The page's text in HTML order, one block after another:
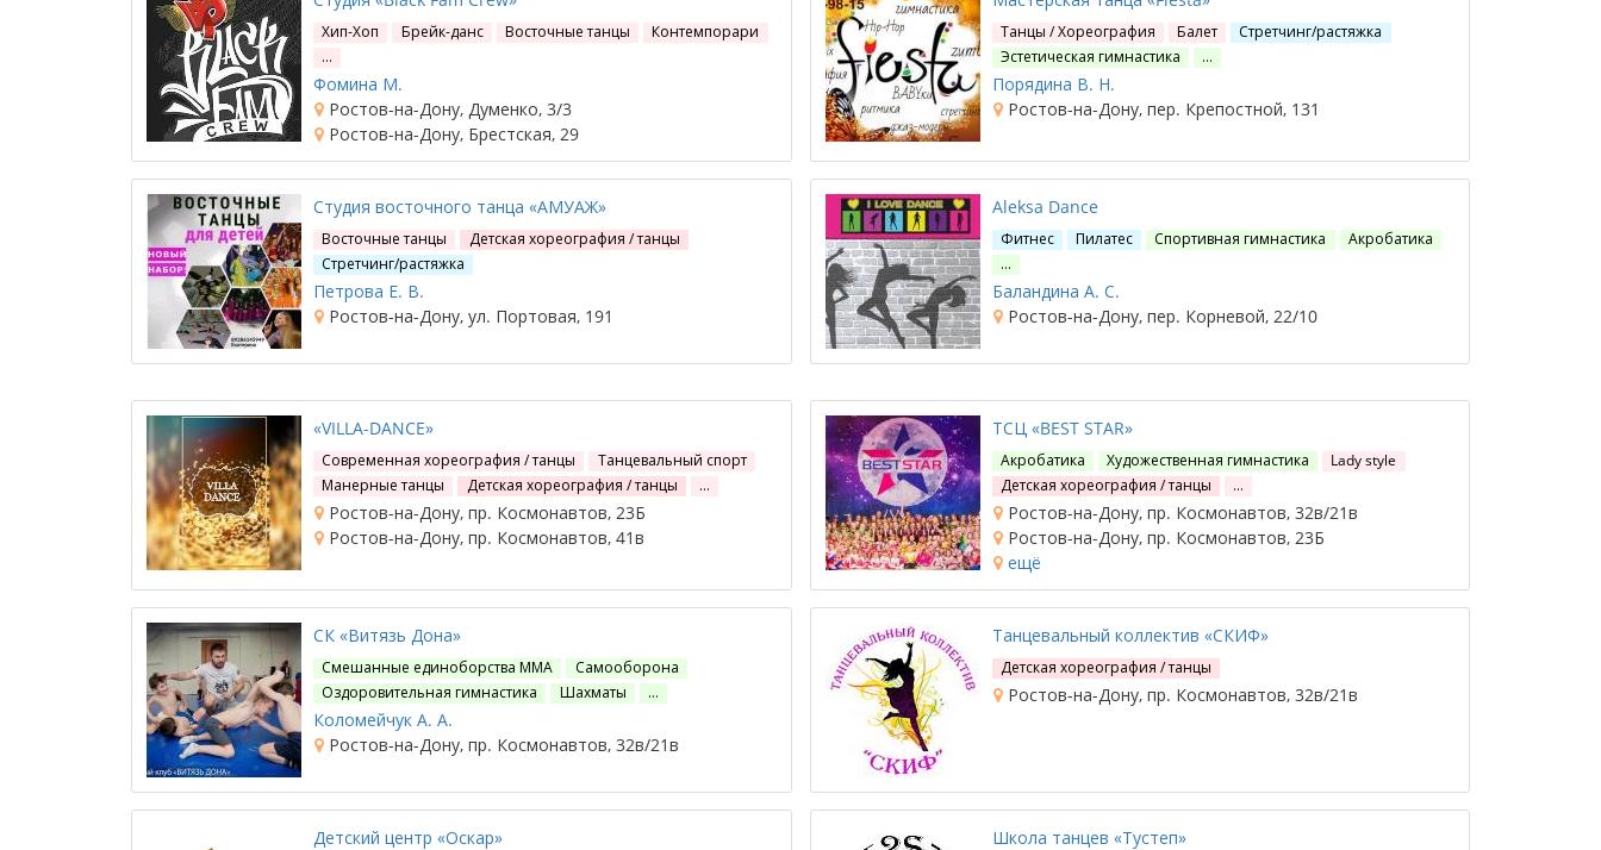
Хип-Хоп Брейк-данс Восточные танцы
Контемпорари
…
Фомина М.
Ростов-на-Дону, Думенко, 3/3
Ростов-на-Дону, Брестская, 29
Танцы / Хореография Балет
Стретчинг/растяжка
Эстетическая гимнастика
…
Порядина В. Н.
Ростов-на-Дону, пер. Крепостной, 131
Студия восточного танца «АМУАЖ»
Восточные танцы
Детская хореография / танцы
Стретчинг/растяжка
Петрова Е. В.
Ростов-на-Дону, ул. Портовая, 191
Aleksa Dance
Фитнес Пилатес Спортивная гимнастика
Акробатика
…
Баландина А. С.
Ростов-на-Дону, пер. Корневой, 22/10
«VILLA-DANCE»
Современная хореография / танцы
Танцевальный спорт
Манерные танцы
Детская хореография / танцы …
Ростов-на-Дону, пр. Космонавтов, 23Б
Ростов-на-Дону, пр. Космонавтов, 41в
ТСЦ «BEST STAR»
Акробатика Художественная гимнастика
Lady style
Детская хореография / танцы
…
Ростов-на-Дону, пр. Космонавтов, 32в/21в
Ростов-на-Дону, пр. Космонавтов, 23Б
ещё
СК «Витязь Дона»
Смешанные единоборства ММА
Самооборона
Оздоровительная гимнастика
Шахматы …
Коломейчук А. А.
Ростов-на-Дону, пр. Космонавтов, 32в/21в
Танцевальный коллектив «СКИФ»
Детская хореография / танцы
Ростов-на-Дону, пр. Космонавтов, 32в/21в
Детский центр «Оскар» Школа танцев «Тустеп»